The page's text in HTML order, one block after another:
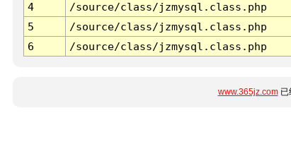
4
/source/class/jzmysql.class.php
5
/source/class/jzmysql.class.php
6
/source/class/jzmysql.class.php
www.365jz.com已